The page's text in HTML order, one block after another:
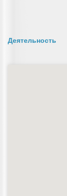
Деятельность